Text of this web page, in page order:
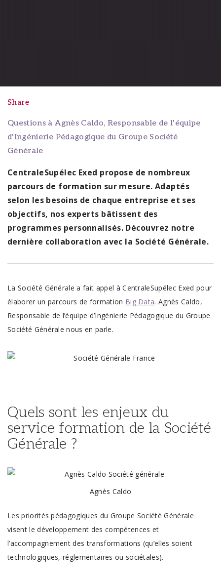
Share
Questions à Agnès Caldo, Responsable de l'équipe
d'Ingénierie Pédagogique du Groupe Société
Générale
CentraleSupélec Exed propose de nombreux
parcours de formation sur mesure. Adaptés
selon les besoins de chaque entreprise et ses
objectifs, nos experts bâtissent des
programmes personnalisés. Découvrez notre
dernière collaboration avec la Société Générale.
La Société Générale a fait appel à CentraleSupélec Exed pour
élaborer un parcours de formation Big Data. Agnès Caldo,
Responsable de l’équipe d’Ingénierie Pédagogique du Groupe
Société Générale nous en parle.
Quels sont les enjeux du
service formation de la Société
Générale ?
Agnès Caldo
Les priorités pédagogiques du Groupe Société Générale
visent le développement des compétences et
l’accompagnement des transformations (qu’elles soient
technologiques, réglementaires ou sociétales).